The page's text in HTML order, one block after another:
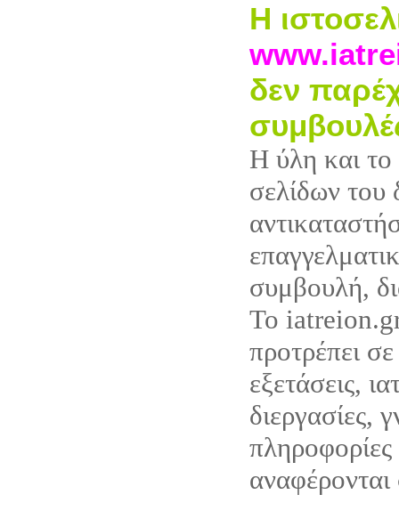
Η
δεν
Η ύλη και το
σελίδων του
συμβουλή,
Το
προτρέπει
εξετάσεις,
διεργασίες,